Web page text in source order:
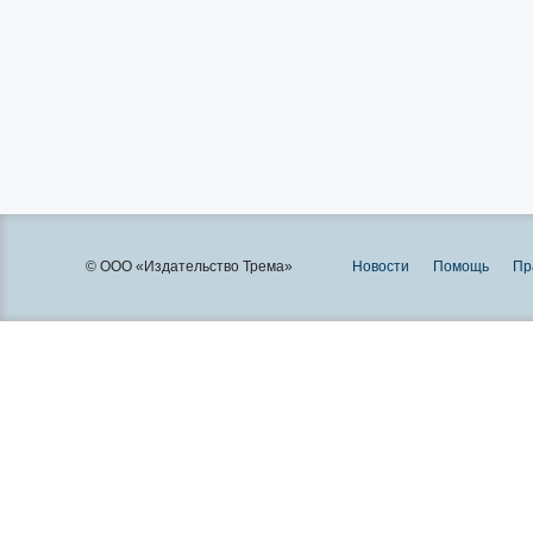
© ООО «Издательство Трема» Новости Помощь